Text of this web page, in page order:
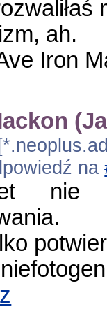
ah.
Iron
na
nie